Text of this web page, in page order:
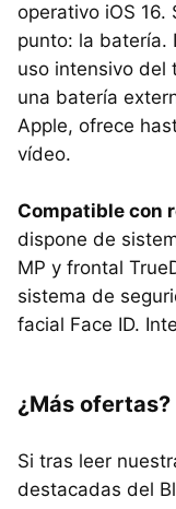
operativo iOS
punto: la batería.
uso intensivo del
una batería
Apple, ofrece
vídeo.
Compatible con
dispone de
MP y frontal
sistema de
facial Face ID.
¿Más ofertas?
Si tras leer
destacadas del